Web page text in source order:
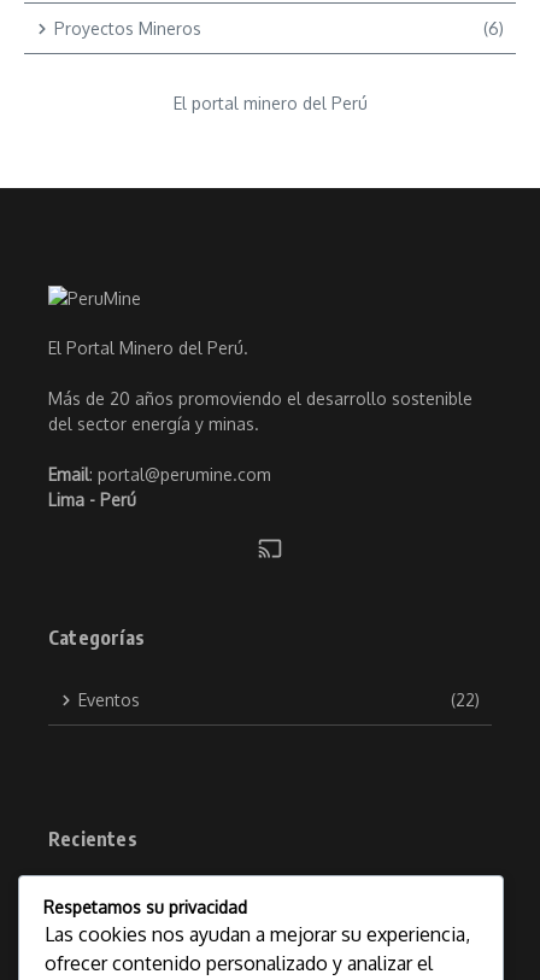
Proyectos Mineros (6)
El portal minero del Perú
El Portal Minero del Perú.
Más de 20 años promoviendo el desarrollo sostenible
del sector energía y minas.
Email: portal@perumine.com
Lima - Perú
Categorías
Eventos (22)
Recientes
1
Jornada de Libre Denunciabilidad con
la recepción de 1662 petitorios
mineros
agosto 4, 2026
Respetamos su privacidad
Las cookies nos ayudan a mejorar su experiencia,
ofrecer contenido personalizado y analizar el